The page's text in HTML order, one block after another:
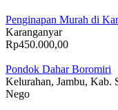
Penginapan Murah di
Karanganyar
Rp450.000,00
Pondok Dahar Boromiri
Kelurahan, Jambu, Kab.
Nego